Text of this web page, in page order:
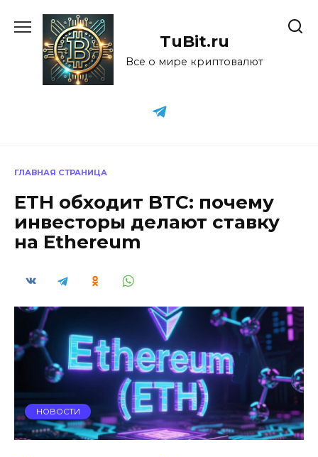
содержанию
TuBit.ru
Все о мире криптовалют
ГЛАВНАЯ СТРАНИЦА
ETH обходит BTC: почему
инвесторы делают ставку
на Ethereum
НОВОСТИ